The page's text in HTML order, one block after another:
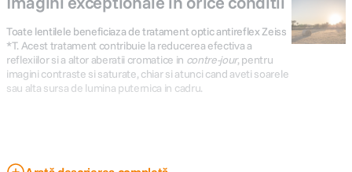
Toate lentilele beneficiaza de tratament optic antireflex Zeiss
*T. Acest tratament contribuie la reducerea efectiva a
reflexiilor si a altor aberatii cromatice in contre-jour, pentru
imagini contraste si saturate, chiar si atunci cand aveti soarele
sau alta sursa de lumina puternica in cadru.